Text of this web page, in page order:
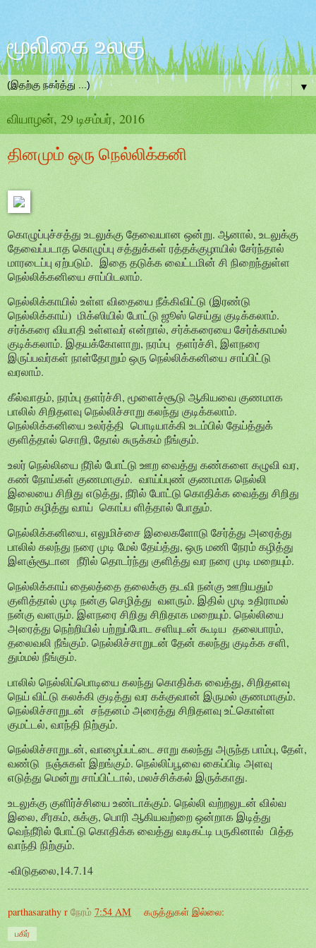
மூலிகை உலகு
▼
வியாழன், 29 டிசம்பர், 2016
தினமும் ஒரு நெல்லிக்கனி
கொழுப்புச்சத்து உடலுக்கு தேவையான ஒன்று. ஆனால், உடலுக்கு
தேவைப்படாத கொழுப்பு சத்துக்கள் ரத்தக்குழாயில் சேர்ந்தால்
மாரடைப்பு ஏற்படும். இதை தடுக்க வைட்டமின் சி நிறைந்துள்ள
நெல்லிக்கனியை சாப்பிடலாம்.
நெல்லிக்காயில் உள்ள விதையை நீக்கிவிட்டு (இரண்டு
நெல்லிக்காய்) மிக்ஸியில் போட்டு ஜூஸ் செய்து குடிக்கலாம்.
சர்க்கரை வியாதி உள்ளவர் என்றால், சர்க்கரையை சேர்க்காமல்
குடிக்கலாம். இதயக்கோளாறு, நரம்பு தளர்ச்சி, இளநரை
இருப்பவர்கள் நாள்தோறும் ஒரு நெல்லிக்கனியை சாப்பிட்டு
வரலாம்.
கீல்வாதம், நரம்பு தளர்ச்சி, மூளைச்சூடு ஆகியவை குணமாக
பாலில் சிறிதளவு நெல்லிச்சாறு கலந்து குடிக்கலாம்.
நெல்லிக்கனியை உலர்த்தி பொடியாக்கி உடம்பில் தேய்த்துக்
குளித்தால் சொறி, தோல் சுருக்கம் நீங்கும்.
உலர் நெல்லியை நீரில் போட்டு ஊற வைத்து கண்களை கழுவி வர,
கண் நோய்கள் குணமாகும். வாய்ப்புண் குணமாக நெல்லி
இலையை சிறிது எடுத்து, நீரில் போட்டு கொதிக்க வைத்து சிறிது
நேரம் கழித்து வாய் கொப்ப ளித்தால் போதும்.
நெல்லிக்கனியை, எலுமிச்சை இலைகளோடு சேர்த்து அரைத்து
பாலில் கலந்து நரை முடி மேல் தேய்த்து, ஒரு மணி நேரம் கழித்து
இளஞ்சூடான நீரில் தொடர்ந்து குளித்து வர நரை முடி மறையும்.
நெல்லிக்காய் தைலத்தை தலைக்கு தடவி நன்கு ஊறியதும்
குளித்தால் முடி நன்கு செழித்து வளரும். இதில் முடி உதிராமல்
நன்கு வளரும். இளநரை சிறிது சிறிதாக மறையும். நெல்லியை
அரைத்து நெற்றியில் பற்றுப்போட சளியுடன் கூடிய தலைபாரம்,
தலைவலி நீங்கும். நெல்லிச்சாறுடன் தேன் கலந்து குடிக்க சளி,
தும்மல் நீங்கும்.
பாலில் நெல்லிப்பொடியை கலந்து கொதிக்க வைத்து, சிறிதளவு
நெய் விட்டு கலக்கி குடித்து வர கக்குவான் இருமல் குணமாகும்.
நெல்லிச்சாறுடன் சந்தனம் அரைத்து சிறிதளவு உட்கொள்ள
குமட்டல், வாந்தி நிற்கும்.
நெல்லிச்சாறுடன், வாழைப்பட்டை சாறு கலந்து அருந்த பாம்பு, தேள்,
வண்டு நஞ்சுகள் இறங்கும். நெல்லிப்பூவை கைப்பிடி அளவு
எடுத்து மென்று சாப்பிட்டால், மலச்சிக்கல் இருக்காது.
உடலுக்கு குளிர்ச்சியை உண்டாக்கும். நெல்லி வற்றலுடன் வில்வ
இலை, சீரகம், சுக்கு, பொரி ஆகியவற்றை ஒன்றாக இடித்து
வெந்நீரில் போட்டு கொதிக்க வைத்து வடிகட்டி பருகினால் பித்த
வாந்தி நிற்கும்.
-விடுதலை,14.7.14
parthasarathy r நேரம் 7:54 AM கருத்துகள் இல்லை:
பகிர்